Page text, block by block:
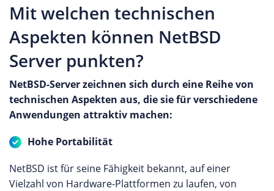
Mit welchen technischen
Aspekten können NetBSD
Server punkten?
NetBSD-Server zeichnen sich durch eine Reihe von
technischen Aspekten aus, die sie für verschiedene
Anwendungen attraktiv machen:
Hohe Portabilität
NetBSD ist für seine Fähigkeit bekannt, auf einer
Vielzahl von Hardware-Plattformen zu laufen, von